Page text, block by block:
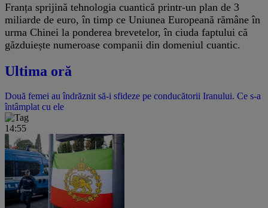
Franța sprijină tehnologia cuantică printr-un plan de 3
miliarde de euro, în timp ce Uniunea Europeană rămâne în
urma Chinei la ponderea brevetelor, în ciuda faptului că
găzduiește numeroase companii din domeniul cuantic.
Ultima oră
Două femei au îndrăznit să-i sfideze pe conducătorii Iranului. Ce s-a
întâmplat cu ele
14:55